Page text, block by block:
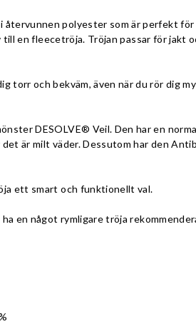
polyester som är perfekt
en fleecetröja. Tröjan passar för jakt
torr och bekväm, även när du rör dig
DESOLVE® Veil. Den har en
är milt väder. Dessutom har den
ett smart och funktionellt val.
en något rymligare tröja